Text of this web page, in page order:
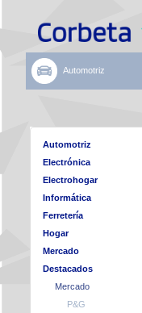
Automotriz
Automotriz
Electrónica
Electrohogar
Informática
Ferretería
Hogar
Mercado
Destacados
Mercado
P&G